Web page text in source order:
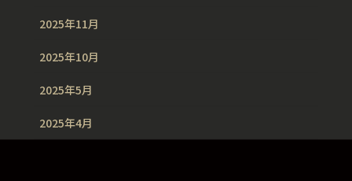
2025年11月
2025年10月
2025年5月
2025年4月